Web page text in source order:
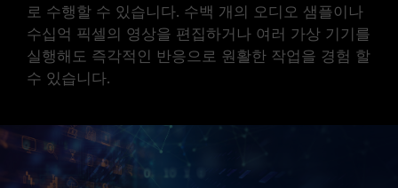
로 수행할 수 있습니다. 수백 개의 오디오 샘플이나
수십억 픽셀의 영상을 편집하거나 여러 가상 기기를
실행해도 즉각적인 반응으로 원활한 작업을 경험 할
수 있습니다.